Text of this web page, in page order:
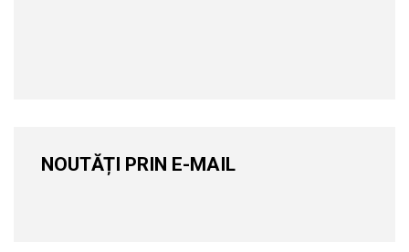
NOUTĂȚI PRIN E-MAIL